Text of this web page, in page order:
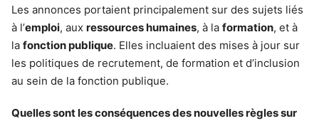
Les annonces portaient principalement sur des sujets liés
à l’emploi, aux ressources humaines, à la formation, et à
la fonction publique. Elles incluaient des mises à jour sur
les politiques de recrutement, de formation et d’inclusion
au sein de la fonction publique.
Quelles sont les conséquences des nouvelles règles sur